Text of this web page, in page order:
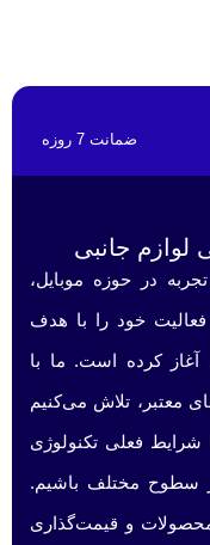
ضمانت 7 روزه
جانبی
در حوزه موبایل،
فعالیت خود را با هدف
آغاز کرده است. ما با
معتبر، تلاش می‌کنیم
شرایط فعلی تکنولوژی
در سطوح مختلف باشیم.
محصولات و قیمت‌گذاری